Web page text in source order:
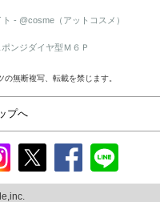
- @cosme（アットコスメ）
ンジダイヤ型Ｍ６Ｐ
無断複写、転載を禁じます。
プへ